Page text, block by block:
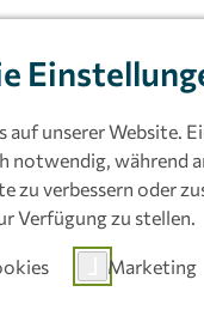
unserer Website.
notwendig, während
zu verbessern oder
Verfügung zu stellen.
Marketing